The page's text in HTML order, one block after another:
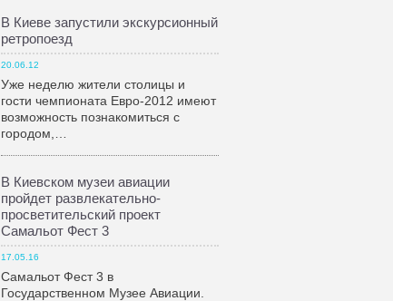
В Киеве запустили экскурсионный
ретропоезд
20.06.12
Уже неделю жители столицы и
гости чемпионата Евро-2012 имеют
возможность познакомиться с
городом,…
В Киевском музеи авиации
пройдет развлекательно-
просветительский проект
Самальот Фест 3
17.05.16
Самальот Фест 3 в
Государственном Музее Авиации.